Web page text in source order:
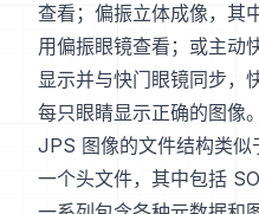
查看；偏振立体成像，其
用偏振眼镜查看；或主动
显示并与快门眼镜同步，
每只眼睛显示正确的图像。
JPS 图像的文件结构类
一个头文件，其中包括